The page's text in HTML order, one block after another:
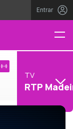
Entrar
TV
RTP